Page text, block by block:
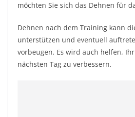
möchten Sie sich das Dehnen für
Dehnen nach dem Training kann
unterstützen und eventuell
vorbeugen. Es wird auch helfen,
nächsten Tag zu verbessern.